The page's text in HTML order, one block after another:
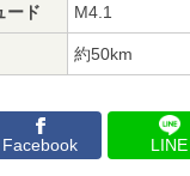
ード M4.1
約50km
Facebook LINE